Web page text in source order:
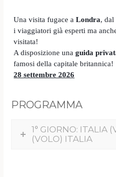
Una visita fugace aLondra, dal
i viaggiatori già esperti ma
visitata!
A disposizione unaguida
famosi della capitale britannica!
28 settembre 2026
PROGRAMMA
1° GIORNO: ITALIA
(VOLO) ITALIA